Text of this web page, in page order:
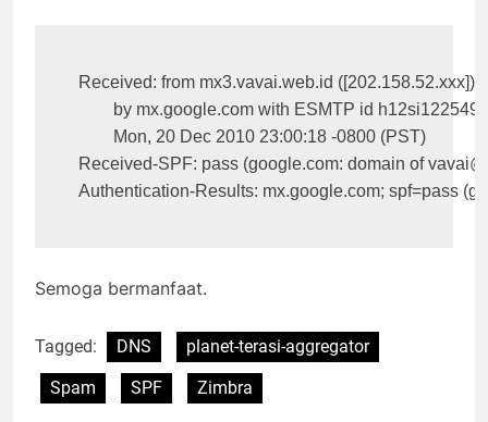
Received: from mx3.vavai.web.id ([202.158.52.xxx])
by mx.google.com with ESMTP id
        Mon, 20 Dec 2010 23:00:18 -0800 (PST)
Received-SPF: pass (google.com: domain of
Authentication-Results: mx.google.com; spf=pass
Semoga bermanfaat.
Tagged: DNS
planet-terasi-aggregator
Spam
SPF Zimbra